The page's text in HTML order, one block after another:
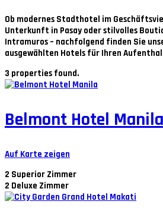
Ob modernes Stadthotel im
Unterkunft in Pasay oder stilvolles
Intramuros – nachfolgend finden Sie
ausgewählten Hotels für Ihren
3 properties found.
Belmont Hotel Manila
Auf Karte zeigen
2 Superior Zimmer
2 Deluxe Zimmer